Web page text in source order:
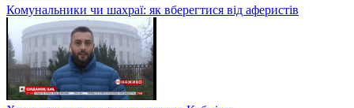
Комунальники чи шахраї: як вберегтися від аферистів